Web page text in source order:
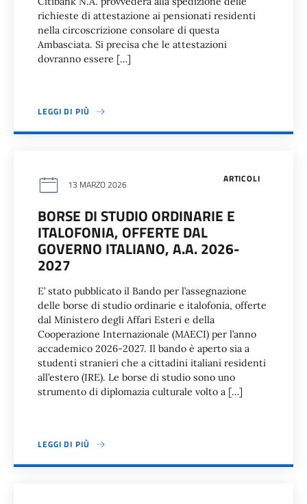
richieste di attestazione ai pensionati residenti
nella circoscrizione consolare di questa
Ambasciata. Si precisa che le attestazioni
dovranno essere […]
LEGGI DI PIÙ
ARTICOLI
13 MARZO 2026
BORSE DI STUDIO ORDINARIE E
ITALOFONIA, OFFERTE DAL
GOVERNO ITALIANO, A.A. 2026-
2027
E’ stato pubblicato il Bando per l’assegnazione
delle borse di studio ordinarie e italofonia, offerte
dal Ministero degli Affari Esteri e della
Cooperazione Internazionale (MAECI) per l’anno
accademico 2026-2027. Il bando è aperto sia a
studenti stranieri che a cittadini italiani residenti
all’estero (IRE). Le borse di studio sono uno
strumento di diplomazia culturale volto a […]
LEGGI DI PIÙ